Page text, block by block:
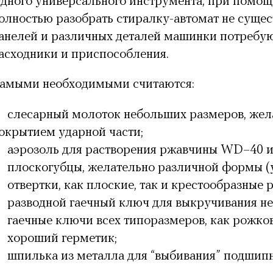
разобрать стиралку-автомат не
и различных деталей машинки
и приспособления.
необходимыми считаются:
слесарный молоток небольших размеров,
ударной части;
аэрозоль для растворения ржавчины WD–40
плоскогубцы, желательно различной формы
отвертки, как плоские, так и крестообразные
разводной гаечный ключ для выкручивания
гаечные ключи всех типоразмеров, как
хороший герметик;
шпилька из металла для “выбивания”